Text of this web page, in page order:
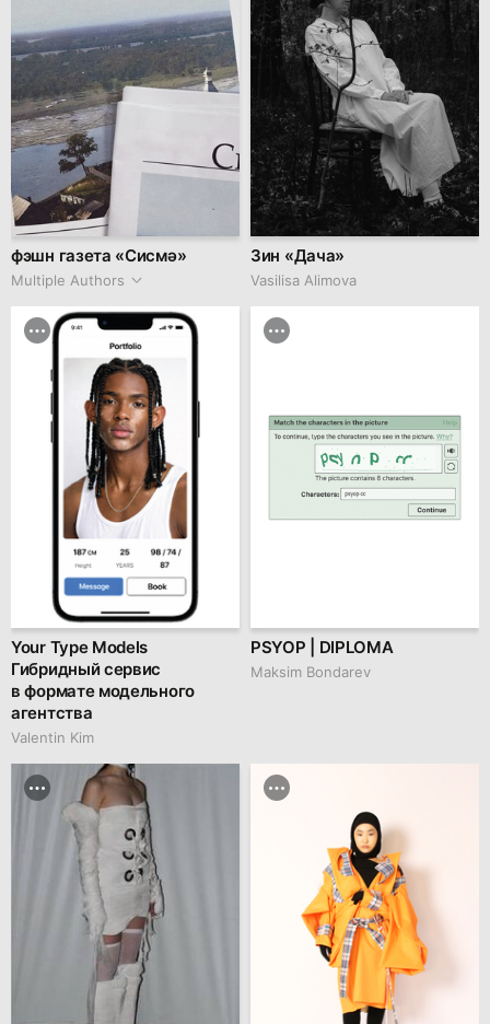
фэшн газета «Сисмә»
Multiple Authors
Зин «Дача»
Vasilisa Alimova
Your Type Models
Гибридный сервис
в формате модельного
агентства
Valentin Kim
PSYOP | DIPLOMA
Maksim Bondarev